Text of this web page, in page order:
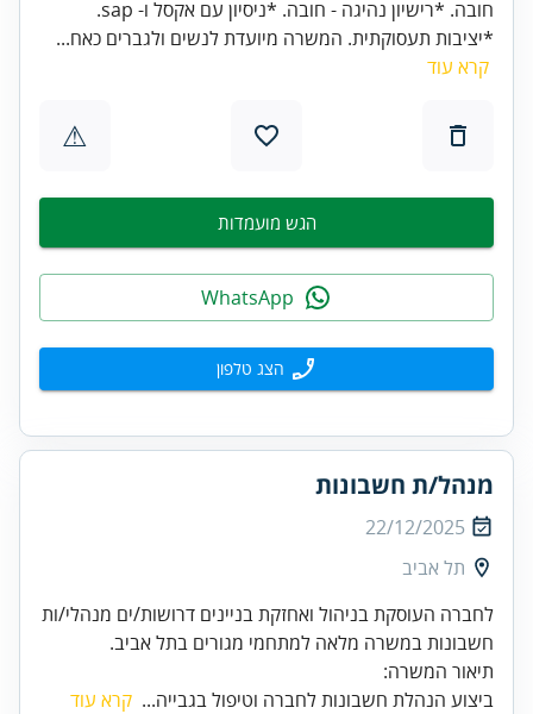
חובה. *רישיון נהיגה - חובה. *ניסיון עם אקסל ו- sap.
*יציבות תעסוקתית. המשרה מיועדת לנשים ולגברים כאח...
קרא עוד
⚠
הגש מועמדות
הצג טלפון
מנהל/ת חשבונות
22/12/2025
תל אביב
לחברה העוסקת בניהול ואחזקת בניינים דרושות/ים מנהלי/ות
תיאור המשרה:
ביצוע הנהלת חשבונות לחברה וטיפול בגבייה... קרא עוד